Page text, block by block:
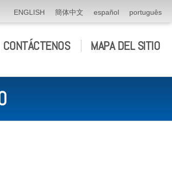
ENGLISH 簡体中文 español português
CONTÁCTENOS MAPA DEL SITIO